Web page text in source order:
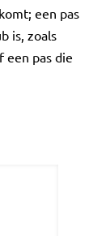
een pas
is, zoals
een pas die